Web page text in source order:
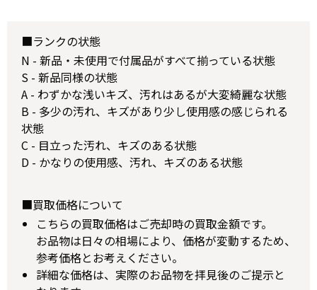
■ランクの状態
N - 新品・未使用で付属品がすべて揃っている状態
S - 新品同様の状態
A - わずかな浅いキズ、汚れはあるが大変綺麗な状態
B - 多少の汚れ、キズがあり少し使用感の感じられる
状態
C - 目立った汚れ、キズのある状態
D - かなりの使用感、汚れ、キズのある状態
■買取価格について
こちらの買取価格はご売却時の買取金額です。
お品物は日々の相場により、価格が変動するため、
参考価格とお考えください。
詳細な価格は、実際のお品物を拝見後のご提示と